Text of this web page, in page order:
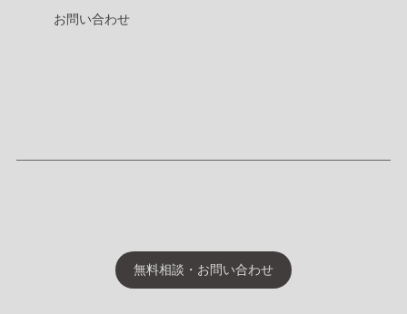
お問い合わせ
無料相談・お問い合わせ